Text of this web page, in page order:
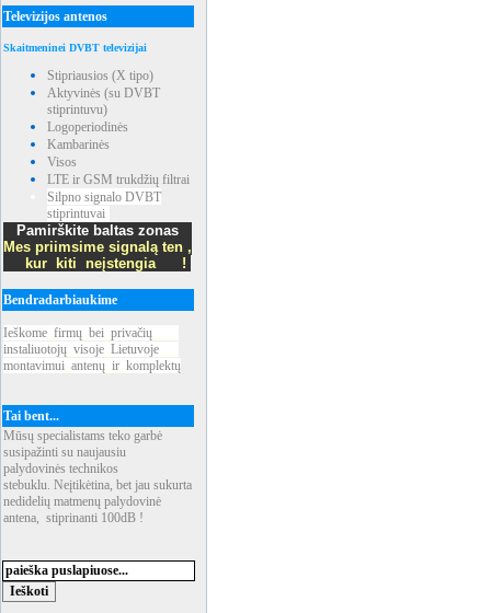
Televizijos antenos
Skaitmeninei DVBT televizijai
Stipriausios (X tipo)
Aktyvinės (su DVBT
stiprintuvu)
Logoperiodinės
Kambarinės
Visos
LTE ir GSM trukdžių filtrai
Silpno signalo DVBT
stiprintuvai
Pamirškite baltas zonas
Mes priimsime signalą ten ,
kur kiti neįstengia !
Bendradarbiaukime
Ieškome firmų bei privačių
instaliuotojų visoje Lietuvoje
montavimui antenų ir komplektų
Tai bent...
Mūsų specialistams teko garbė
susipažinti su naujausiu
palydovinės technikos
stebuklu. Neįtikėtina, bet jau sukurta
nedidelių matmenų palydovinė
antena, stiprinanti 100dB !